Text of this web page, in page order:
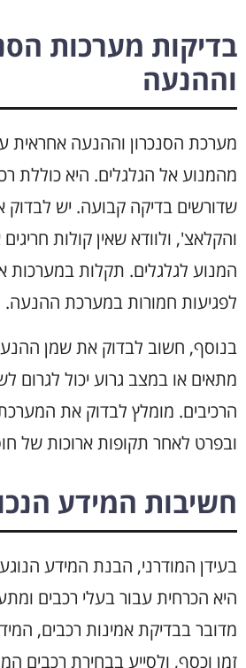
בדיקות מערכות
וההנעה
מערכת הסנכרון וההנעה אחראית
מהמנוע אל הגלגלים. היא כוללת
שדורשים בדיקה קבועה. יש לבדוק
והקלאצ', ולוודא שאין קולות
המנוע לגלגלים. תקלות במערכות
לפגיעות חמורות במערכת ההנעה.
בנוסף, חשוב לבדוק את שמן
מתאים או במצב גרוע יכול לגרום
הרכיבים. מומלץ לבדוק את
ובפרט לאחר תקופות ארוכות של
חשיבות המידע
היא הכרחית עבור בעלי רכבים
מדובר בבדיקת אמינות רכבים,
זמן וכסף, ולסייע בבחירת רכבים